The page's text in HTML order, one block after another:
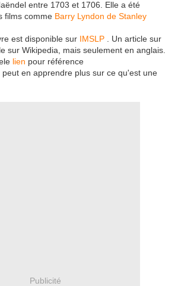
entre 1703 et 1706. Elle a été
films comme Barry Lyndon de Stanley
est disponible sur IMSLP . Un article sur
sur Wikipedia, mais seulement en anglais.
lien pour référence
peut en apprendre plus sur ce qu'est une
Publicité